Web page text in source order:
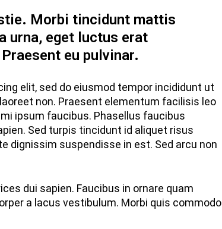
Morbi tincidunt mattis
urna, eget luctus erat
eu pulvinar.
elit, sed do eiusmod tempor incididunt ut
non. Praesent elementum facilisis leo
ipsum faucibus. Phasellus faucibus
Sed turpis tincidunt id aliquet risus
dignissim suspendisse in est. Sed arcu non
dui sapien. Faucibus in ornare quam
a lacus vestibulum. Morbi quis commodo